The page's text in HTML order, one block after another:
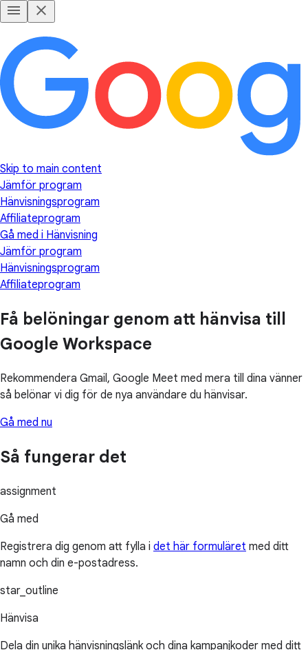
Skip to main content
Jämför program
Hänvisningsprogram
Affiliateprogram
Gå med i Hänvisning
Jämför program
Hänvisningsprogram
Affiliateprogram
Få belöningar genom att hänvisa till
Google Workspace
Rekommendera Gmail, Google Meet med mera till dina vänner
så belönar vi dig för de nya användare du hänvisar.
Gå med nu
Så fungerar det
assignment
Gå med
Registrera dig genom att fylla i det här formuläret med ditt
namn och din e-postadress.
star_outline
Hänvisa
Dela din unika hänvisningslänk och dina kampanjkoder med ditt